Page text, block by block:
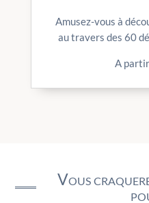
Amusez-vous à
au travers des 60
A
Vous